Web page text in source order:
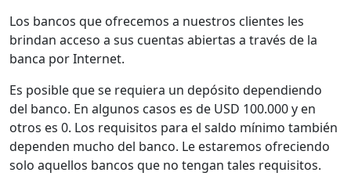
Los bancos que ofrecemos a nuestros clientes les
brindan acceso a sus cuentas abiertas a través de la
banca por Internet.
Es posible que se requiera un depósito dependiendo
del banco. En algunos casos es de USD 100.000 y en
otros es 0. Los requisitos para el saldo mínimo también
dependen mucho del banco. Le estaremos ofreciendo
solo aquellos bancos que no tengan tales requisitos.